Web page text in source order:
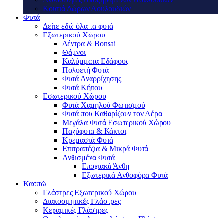
Κουτιά Δώρων Λουλουδιών
Φυτά
Δείτε εδώ όλα τα φυτά
Eξωτερικού Xώρου
Δέντρα & Bonsai
Θάμνοι
Καλύμματα Εδάφους
Πολυετή Φυτά
Φυτά Αναρρίχησης
Φυτά Κήπου
Eσωτερικού Xώρου
Φυτά Χαμηλού Φωτισμού
Φυτά που Καθαρίζουν τον Αέρα
Μεγάλα Φυτά Εσωτερικού Χώρου
Παχύφυτα & Κάκτοι
Κρεμαστά Φυτά
Επιτραπέζια & Mικρά Φυτά
Ανθισμένα Φυτά
Εποχιακά Άνθη
Εξωτερικά Ανθοφόρα Φυτά
Κασπώ
Γλάστρες Εξωτερικού Χώρου
Διακοσμητικές Γλάστρες
Κεραμικές Γλάστρες